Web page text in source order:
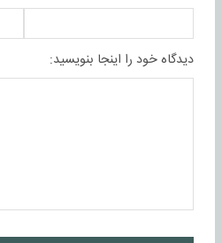
دیدگاه خود را اینجا بنویسید: